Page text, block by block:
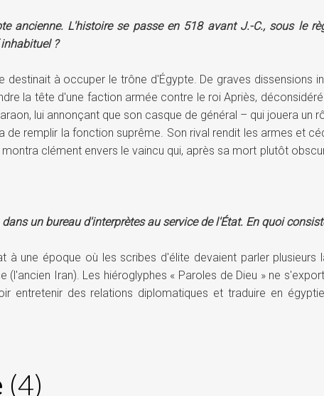
ancienne. L'histoire se passe en 518 avant J.-C., sous le
?
à occuper le trône d'Égypte. De graves dissensions
la tête d'une faction armée contre le roi Apriès,
lui annonçant que son casque de général – qui jouera un
remplir la fonction suprême. Son rival rendit les armes et
clément envers le vaincu qui, après sa mort plutôt
un bureau d'interprètes au service de l'État. En quoi
une époque où les scribes d'élite devaient parler plusieurs
Iran). Les hiéroglyphes « Paroles de Dieu » ne
entretenir des relations diplomatiques et traduire en
(4)